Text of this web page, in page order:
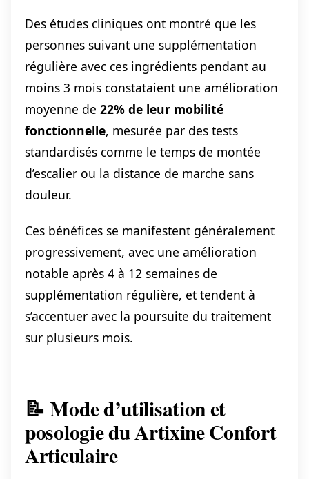
Des études cliniques ont montré que les
personnes suivant une supplémentation
régulière avec ces ingrédients pendant au
moins 3 mois constataient une amélioration
moyenne de 22% de leur mobilité
fonctionnelle, mesurée par des tests
standardisés comme le temps de montée
d’escalier ou la distance de marche sans
douleur.
Ces bénéfices se manifestent généralement
progressivement, avec une amélioration
notable après 4 à 12 semaines de
supplémentation régulière, et tendent à
s’accentuer avec la poursuite du traitement
sur plusieurs mois.
📝 Mode d’utilisation et
posologie du Artixine Confort
Articulaire